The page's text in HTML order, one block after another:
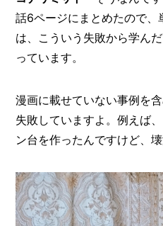
話6ページにまとめたので、
は、こういう失敗から学ん
っています。
漫画に載せていない事例を
失敗していますよ。例えば
ン台を作ったんですけど、